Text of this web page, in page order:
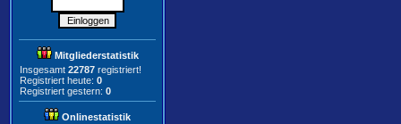
Mitgliederstatistik
Insgesamt 22787 registriert!
Registriert heute: 0
Registriert gestern: 0
Onlinestatistik